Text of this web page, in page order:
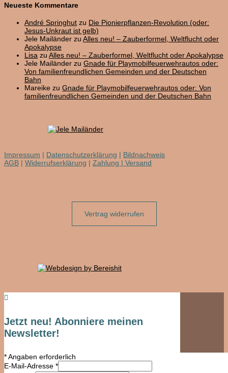
Neueste Kommentare
André Springhut zu Die Pionierpflanzen-Revolution (oder:
Jesus-Unkraut ist gelb)
Jele Mailänder zu Alles neu! – Zauberformel, Weltflucht oder
Apokalypse
Lisa zu Alles neu! – Zauberformel, Weltflucht oder Apokalypse
Jele Mailänder zu Gnade für Playmobilfeuerwehrautos oder:
Von familienfreundlichen Gemeinden und der Deutschen
Bahn
Mareike zu Gnade für Playmobilfeuerwehrautos oder: Von
familienfreundlichen Gemeinden und der Deutschen Bahn
Impressum | Datenschutzerklärung | Bildnachweis
AGB | Widerrufserklärung | Zahlung | Versand
Vertrag widerrufen

Jetzt neu! Abonniere meinen
Newsletter!
*Angaben erforderlich
E-Mail-Adresse *